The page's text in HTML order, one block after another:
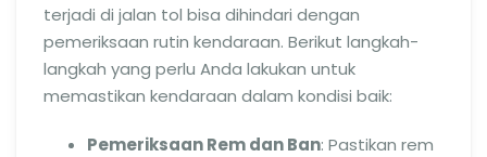
terjadi di jalan tol bisa dihindari dengan
pemeriksaan rutin kendaraan. Berikut langkah-
langkah yang perlu Anda lakukan untuk
memastikan kendaraan dalam kondisi baik:
Pemeriksaan Rem dan Ban: Pastikan rem